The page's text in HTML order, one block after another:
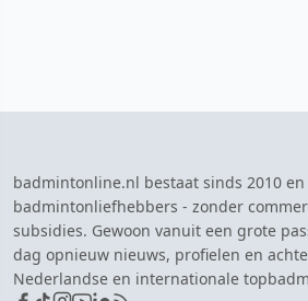
badmintonline.nl bestaat sinds 2010
badmintonliefhebbers - zonder
subsidies. Gewoon vanuit een grote
dag opnieuw nieuws, profielen en
Nederlandse en internationale